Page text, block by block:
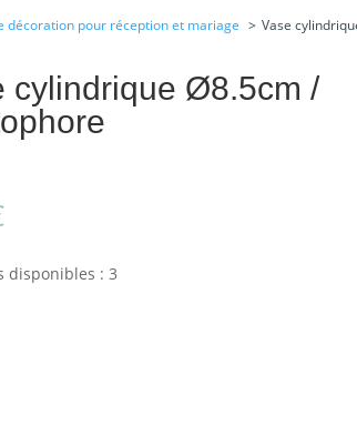
décoration pour réception et mariage Vase
cylindrique Ø8.5cm /
disponibles : 3